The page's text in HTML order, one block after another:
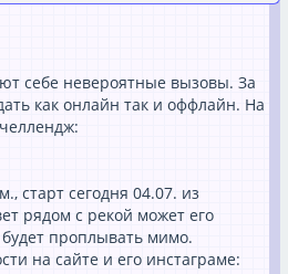
себе невероятные вызовы. За
как онлайн так и оффлайн. На
старт сегодня 04.07. из
рядом с рекой может его
будет проплывать мимо.
на сайте и его инстаграме: